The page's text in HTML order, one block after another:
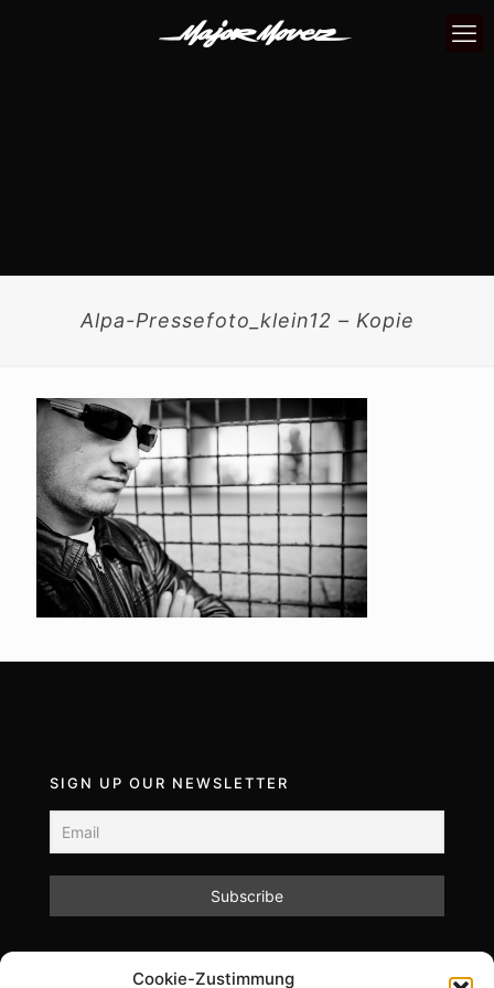
Cookie-Zustimmung
Alpa-Pressefoto_klein12 – Kopie
SIGN UP OUR NEWSLETTER
unsere Datenschutzrichtlinien.